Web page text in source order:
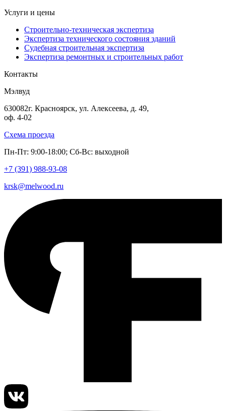
Услуги и цены
Строительно-техническая экспертиза
Экспертиза технического состояния зданий
Судебная строительная экспертиза
Экспертиза ремонтных и строительных работ
Контакты
Мэлвуд
630082г. Красноярск, ул. Алексеева, д. 49,
оф. 4-02
Схема проезда
Пн-Пт: 9:00-18:00; Сб-Вс: выходной
+7 (391) 988-93-08
krsk@melwood.ru